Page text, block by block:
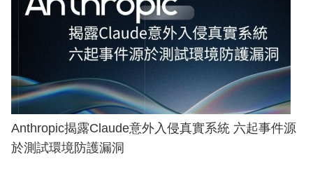
Anthropic揭露Claude意外入侵真實系統 六起事件源
於測試環境防護漏洞